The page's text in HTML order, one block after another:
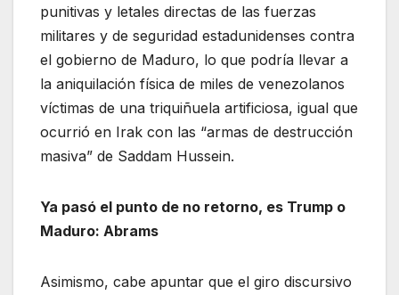
punitivas y letales directas de las fuerzas
militares y de seguridad estadunidenses contra
el gobierno de Maduro, lo que podría llevar a
la aniquilación física de miles de venezolanos
víctimas de una triquiñuela artificiosa, igual que
ocurrió en Irak con las “armas de destrucción
masiva” de Saddam Hussein.
Ya pasó el punto de no retorno, es Trump o
Maduro: Abrams
Asimismo, cabe apuntar que el giro discursivo